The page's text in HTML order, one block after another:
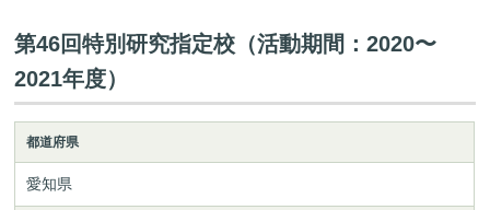
第46回特別研究指定校（活動期間：2020〜
2021年度）
都道府県
愛知県